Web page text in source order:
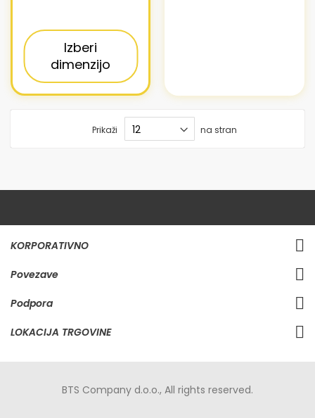
Izberi
dimenzijo
Prikaži na stran
KORPORATIVNO
Povezave
Podpora
LOKACIJA TRGOVINE
BTS Company d.o.o., All rights reserved.